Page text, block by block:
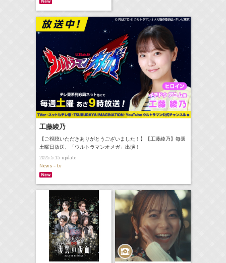
工藤綾乃
【ご視聴いただきありがとうございました！】【工藤綾乃】毎週
土曜日放送、「ウルトラマンオメガ」出演！
2025.5.15update
News - tv